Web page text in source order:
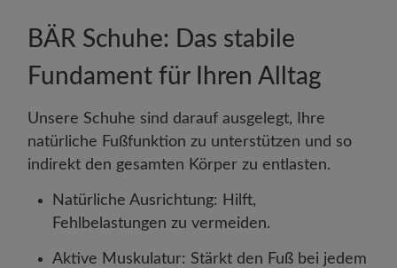
BÄR Schuhe: Das stabile
Fundament für Ihren Alltag
Unsere Schuhe sind darauf ausgelegt, Ihre
natürliche Fußfunktion zu unterstützen und so
indirekt den gesamten Körper zu entlasten.
Natürliche Ausrichtung: Hilft,
Fehlbelastungen zu vermeiden.
Aktive Muskulatur: Stärkt den Fuß bei jedem